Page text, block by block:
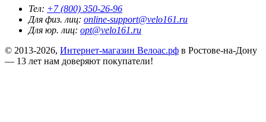
Тел: +7 (800) 350-26-96
Для физ. лиц: online-support@velo161.ru
Для юр. лиц: opt@velo161.ru
© 2013-2026, Интернет-магазин Велоас.рф в Ростове-на-Дону
— 13 лет нам доверяют покупатели!